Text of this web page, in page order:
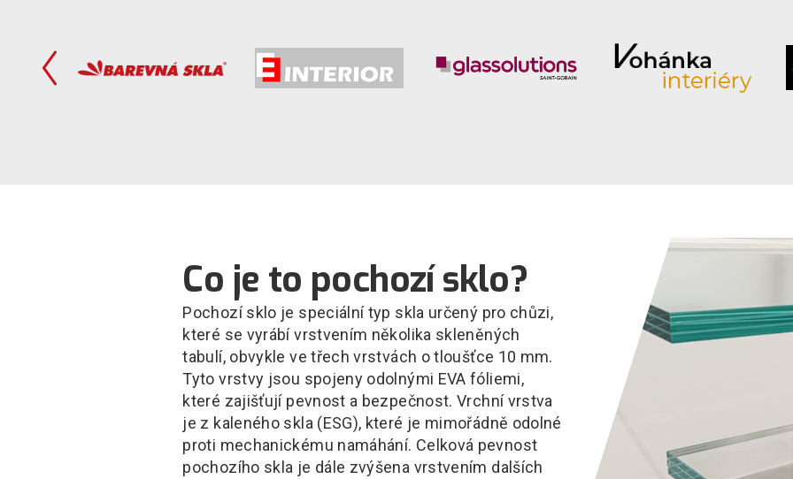
Co je to pochozí sklo?
Pochozí sklo je speciální typ skla určený pro chůzi,
které se vyrábí vrstvením několika skleněných
tabulí, obvykle ve třech vrstvách o tloušťce 10 mm.
Tyto vrstvy jsou spojeny odolnými EVA fóliemi,
které zajišťují pevnost a bezpečnost. Vrchní vrstva
je z kaleného skla (ESG), které je mimořádně odolné
proti mechanickému namáhání. Celková pevnost
pochozího skla je dále zvýšena vrstvením dalších